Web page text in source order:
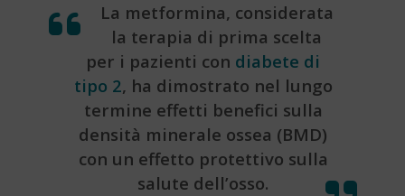
La metformina, considerata
la terapia di prima scelta
per i pazienti con diabete di
tipo 2, ha dimostrato nel lungo
termine effetti benefici sulla
densità minerale ossea (BMD)
con un effetto protettivo sulla
salute dell’osso.